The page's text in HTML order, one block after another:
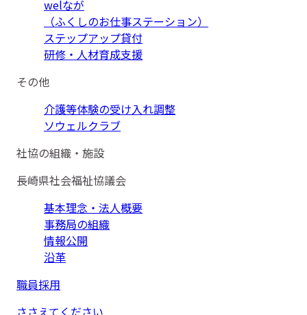
welなが
（ふくしのお仕事ステーション）
ステップアップ貸付
研修・人材育成支援
その他
介護等体験の受け入れ調整
ソウェルクラブ
社協の組織・施設
長崎県社会福祉協議会
基本理念・法人概要
事務局の組織
情報公開
沿革
職員採用
ささえてください